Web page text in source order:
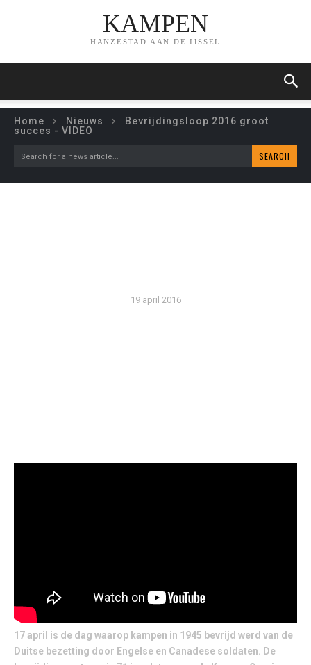
KAMPEN
HANZESTAD AAN DE IJSSEL
Home Nieuws
Bevrijdingsloop 2016 groot
succes - VIDEO
Search for a news article... SEARCH
19 april 2016
17 april is de dag waarop kampen in 1945 bevrijd werd van de
Duitse bezetting door Engelse en Canadese soldaten. De